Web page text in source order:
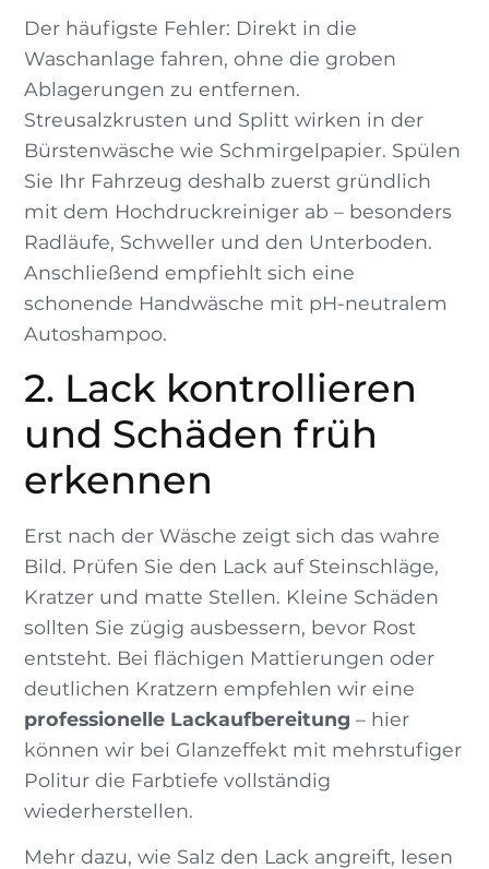
Der häufigste Fehler: Direkt in die
Waschanlage fahren, ohne die groben
Ablagerungen zu entfernen.
Streusalzkrusten und Splitt wirken in der
Bürstenwäsche wie Schmirgelpapier. Spülen
Sie Ihr Fahrzeug deshalb zuerst gründlich
mit dem Hochdruckreiniger ab – besonders
Radläufe, Schweller und den Unterboden.
Anschließend empfiehlt sich eine
schonende Handwäsche mit pH-neutralem
Autoshampoo.
2. Lack kontrollieren
und Schäden früh
erkennen
Erst nach der Wäsche zeigt sich das wahre
Bild. Prüfen Sie den Lack auf Steinschläge,
Kratzer und matte Stellen. Kleine Schäden
sollten Sie zügig ausbessern, bevor Rost
entsteht. Bei flächigen Mattierungen oder
deutlichen Kratzern empfehlen wir eine
professionelle Lackaufbereitung – hier
können wir bei Glanzeffekt mit mehrstufiger
Politur die Farbtiefe vollständig
wiederherstellen.
Mehr dazu, wie Salz den Lack angreift, lesen